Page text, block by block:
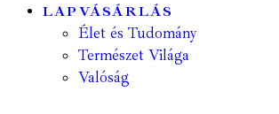
LAPVÁSÁRLÁS
Élet és Tudomány
Természet Világa
Valóság